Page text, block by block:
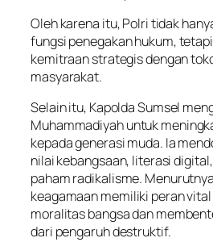
Oleh karena itu, Polri tidak
fungsi penegakan hukum,
kemitraan strategis dengan
masyarakat.
Selain itu, Kapolda Sumsel
Muhammadiyah untuk
kepada generasi muda. Ia
nilai kebangsaan, literasi
paham radikalisme.
keagamaan memiliki peran
moralitas bangsa dan
dari pengaruh destruktif.